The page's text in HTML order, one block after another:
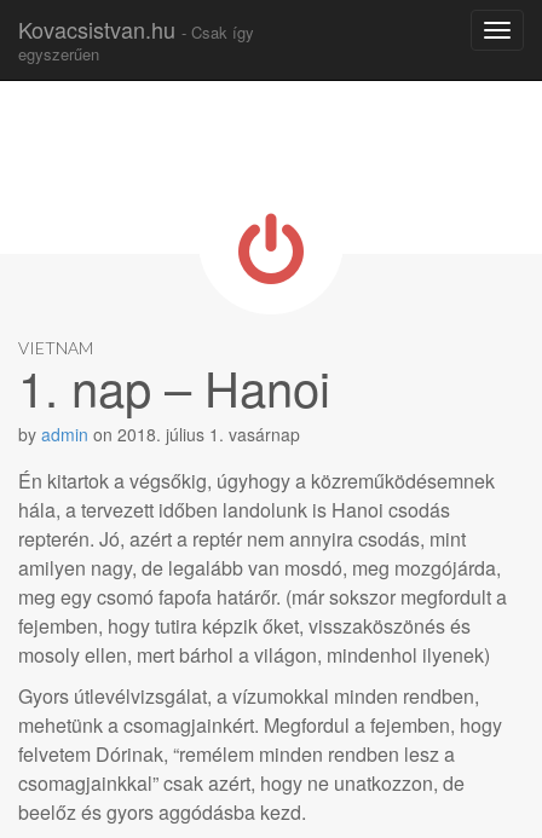
Kovacsistvan.hu - Csak így
egyszerűen
VIETNAM
1. nap – Hanoi
by admin on 2018. július 1. vasárnap
Én kitartok a végsőkig, úgyhogy a közreműködésemnek
hála, a tervezett időben landolunk is Hanoi csodás
repterén. Jó, azért a reptér nem annyira csodás, mint
amilyen nagy, de legalább van mosdó, meg mozgójárda,
meg egy csomó fapofa határőr. (már sokszor megfordult a
fejemben, hogy tutira képzik őket, visszaköszönés és
mosoly ellen, mert bárhol a világon, mindenhol ilyenek)
Gyors útlevélvizsgálat, a vízumokkal minden rendben,
mehetünk a csomagjainkért. Megfordul a fejemben, hogy
felvetem Dórinak, “remélem minden rendben lesz a
csomagjainkkal” csak azért, hogy ne unatkozzon, de
beelőz és gyors aggódásba kezd.